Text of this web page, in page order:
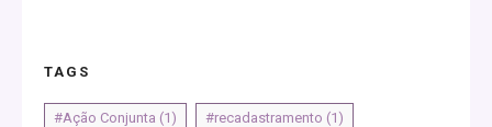
TAGS
#Ação Conjunta (1) #recadastramento (1)